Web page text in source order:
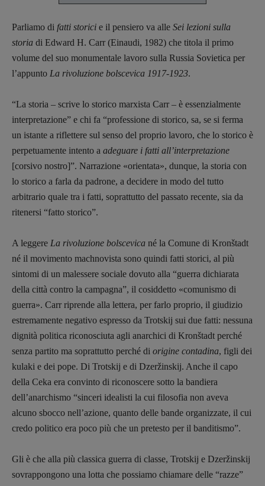
Parliamo di fatti storici e il pensiero va alle Sei lezioni sulla
storia di Edward H. Carr (Einaudi, 1982) che titola il primo
volume del suo monumentale lavoro sulla Russia Sovietica per
l’appunto La rivoluzione bolscevica 1917-1923.
“La storia – scrive lo storico marxista Carr – è essenzialmente
interpretazione” e chi fa “professione di storico, sa, se si ferma
un istante a riflettere sul senso del proprio lavoro, che lo storico è
perpetuamente intento a adeguare i fatti all’interpretazione
[corsivo nostro]”. Narrazione «orientata», dunque, la storia con
lo storico a farla da padrone, a decidere in modo del tutto
arbitrario quale tra i fatti, soprattutto del passato recente, sia da
ritenersi “fatto storico”.
A leggere La rivoluzione bolscevica né la Comune di Kronštadt
né il movimento machnovista sono quindi fatti storici, al più
sintomi di un malessere sociale dovuto alla “guerra dichiarata
della città contro la campagna”, il cosiddetto «comunismo di
guerra». Carr riprende alla lettera, per farlo proprio, il giudizio
estremamente negativo espresso da Trotskij sui due fatti: nessuna
dignità politica riconosciuta agli anarchici di Kronštadt perché
senza partito ma soprattutto perché di origine contadina, figli dei
kulaki e dei pope. Di Trotskij e di Dzeržinskij. Anche il capo
della Ceka era convinto di riconoscere sotto la bandiera
dell’anarchismo “sinceri idealisti la cui filosofia non aveva
alcuno sbocco nell’azione, quanto delle bande organizzate, il cui
credo politico era poco più che un pretesto per il banditismo”.
Gli è che alla più classica guerra di classe, Trotskij e Dzeržinskij
sovrappongono una lotta che possiamo chiamare delle “razze”